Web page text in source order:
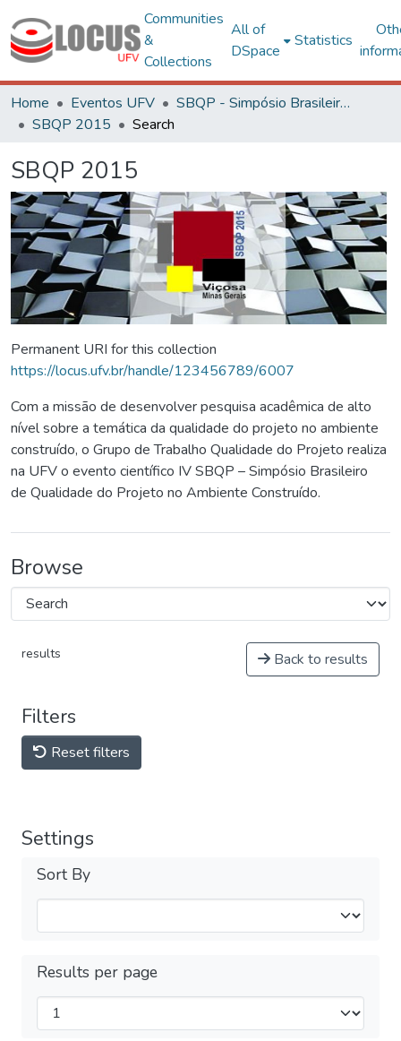
Communities
&
Collections
All of
DSpace
Statistics
Home Eventos UFV
SBQP - Simpósio Brasileiro de Qualidade do Projeto no Ambiente Construído
SBQP 2015
Search
SBQP 2015
Permanent URI for this collection
https://locus.ufv.br/handle/123456789/6007
Com a missão de desenvolver pesquisa acadêmica de alto
nível sobre a temática da qualidade do projeto no ambiente
construído, o Grupo de Trabalho Qualidade do Projeto realiza
na UFV o evento científico IV SBQP – Simpósio Brasileiro
de Qualidade do Projeto no Ambiente Construído.
Browse
results Back to results
Filters
Reset filters
Settings
Sort By
Results per page